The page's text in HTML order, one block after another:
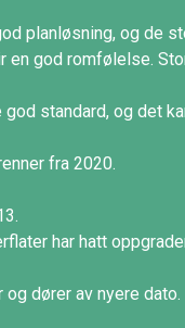
planløsning, og de
en god romfølelse.
god standard, og det
fra 2020.
har hatt
og dører av nyere dato.